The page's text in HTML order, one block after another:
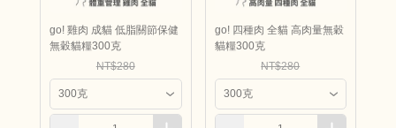
go! 雞肉 成貓 低脂關節保健
無穀貓糧300克
NT$280
go! 四種肉 全貓 高肉量無穀
貓糧300克
NT$280